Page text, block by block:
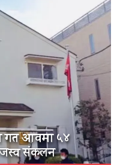
गत आवमा ५४
संकलन